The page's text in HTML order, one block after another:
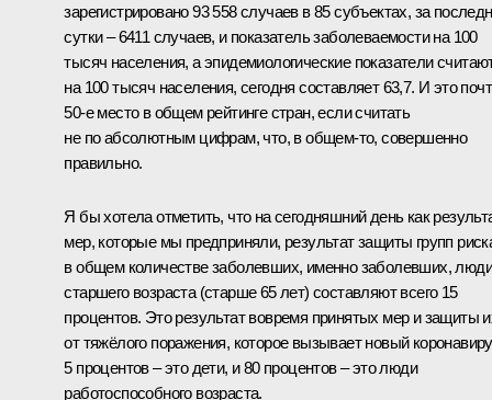
зарегистрировано 93 558 случаев в 85 субъектах, за
сутки – 6411 случаев, и показатель заболеваемости на 100
тысяч населения, а эпидемиологические показатели
на 100 тысяч населения, сегодня составляет 63,7. И это
50-е место в общем рейтинге стран, если считать
не по абсолютным цифрам, что, в общем-то, совершенно
правильно.
Я бы хотела отметить, что на сегодняшний день как
мер, которые мы предприняли, результат защиты групп
в общем количестве заболевших, именно заболевших, люди
старшего возраста (старше 65 лет) составляют всего 15
процентов. Это результат вовремя принятых мер и защиты
от тяжёлого поражения, которое вызывает новый
5 процентов – это дети, и 80 процентов – это люди
работоспособного возраста.